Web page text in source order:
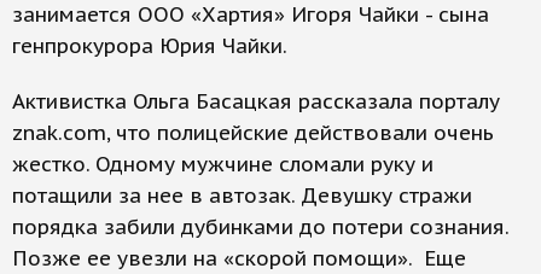
занимается ООО «Хартия» Игоря Чайки - сына
генпрокурора Юрия Чайки.
Активистка Ольга Басацкая рассказала порталу
znak.com, что полицейские действовали очень
жестко. Одному мужчине сломали руку и
потащили за нее в автозак. Девушку стражи
порядка забили дубинками до потери сознания.
Позже ее увезли на «скорой помощи». Еще